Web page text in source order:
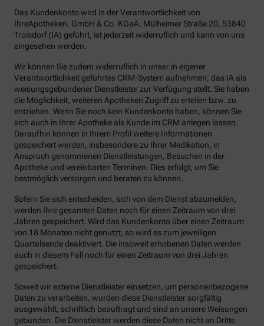
Das Kundenkonto wird in der Verantwortlichkeit von
IhreApotheken, GmbH & Co. KGaA, Mülheimer Straße 20, 53840
Troisdorf (IA) geführt, ist jederzeit widerruflich und kann von uns
eingesehen werden.
Wir können Sie zudem widerruflich in unser in eigener
Verantwortlichkeit geführtes CRM-System aufnehmen, das IA als
weisungsgebundener Dienstleister zur Verfügung stellt. Sie haben
die Möglichkeit, weiteren Apotheken Zugriff zu erteilen bzw. zu
entziehen. Wenn Sie noch kein Kundenkonto haben, können Sie
sich auch in Ihrer Apotheke als Kunde im CRM anlegen lassen.
Daraufhin können in Ihrem Profil weitere Informationen
gespeichert werden, insbesondere zu Ihrer Medikation, in
Anspruch genommenen Dienstleistungen, Besuchen in der
Apotheke und vereinbarten Terminen. Dies erfolgt, um Sie
bestmöglich versorgen und beraten zu können.
Sofern Sie sich entscheiden, sich von dem Dienst abzumelden,
werden Ihre gesamten Daten noch für einen Zeitraum von drei
Jahren gespeichert. Wird das Kundenkonto über einen Zeitraum
von 18 Monaten nicht genutzt, so wird es zum jeweiligen
Quartalsende deaktiviert. Die insoweit erhobenen Daten werden
auch in diesem Fall noch für einen Zeitraum von drei Jahren
gespeichert.
Soweit wir externe Dienstleister einsetzen, um personenbezogene
Daten zu verarbeiten, wurden diese Dienstleister sorgfältig
ausgewählt, schriftlich beauftragt und sind an unsere Weisungen
gebunden. Die Dienstleister werden diese Daten nicht an Dritte